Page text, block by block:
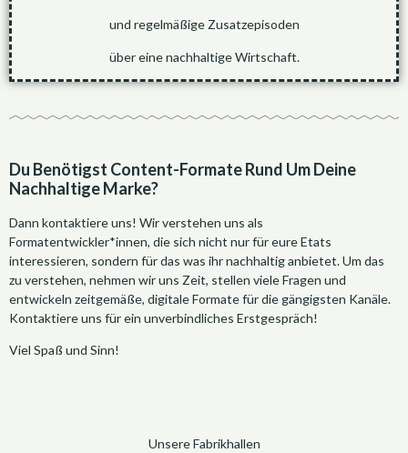
und regelmäßige Zusatzepisoden
über eine nachhaltige Wirtschaft.
Du Benötigst Content-Formate Rund Um Deine
Nachhaltige Marke?
Dann kontaktiere uns! Wir verstehen uns als
Formatentwickler*innen, die sich nicht nur für eure Etats
interessieren, sondern für das was ihr nachhaltig anbietet. Um das
zu verstehen, nehmen wir uns Zeit, stellen viele Fragen und
entwickeln zeitgemäße, digitale Formate für die gängigsten Kanäle.
Kontaktiere uns für ein unverbindliches Erstgespräch!
Viel Spaß und Sinn!
Unsere Fabrikhallen